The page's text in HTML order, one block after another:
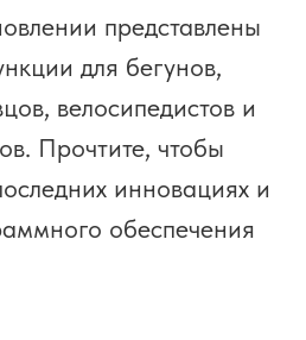
представлены
для бегунов,
велосипедистов и
Прочтите, чтобы
инновациях и
обеспечения